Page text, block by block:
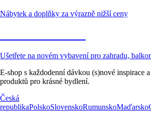
Nábytek a doplňky za výrazně nižší ceny
Ušetřete na novém vybavení pro zahradu,
E-shop s každodenní dávkou (s)nové inspirace
produktů pro krásné bydlení.
Česká
republikaPolskoSlovenskoRumunskoMaďarsko